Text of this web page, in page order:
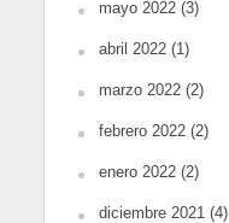
mayo 2022(3)
abril 2022(1)
marzo 2022(2)
febrero 2022(2)
enero 2022(2)
diciembre 2021 (4)